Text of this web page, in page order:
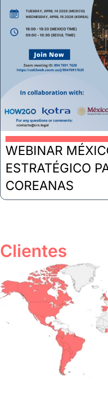
WEBINAR
ESTRATÉGICO
COREANAS
Clientes